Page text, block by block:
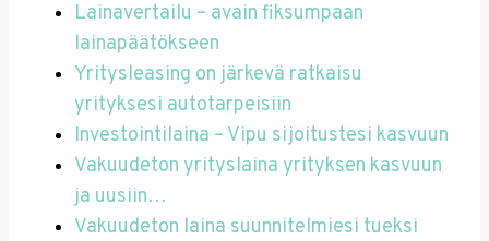
Lainavertailu – avain fiksumpaan
lainapäätökseen
Yritysleasing on järkevä ratkaisu
yrityksesi autotarpeisiin
Investointilaina – Vipu sijoitustesi kasvuun
Vakuudeton yrityslaina yrityksen kasvuun
ja uusiin…
Vakuudeton laina suunnitelmiesi tueksi